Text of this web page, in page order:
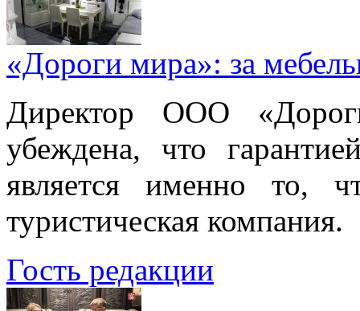
«Дороги мира»: за
Директор ООО
убеждена, что
является именно то,
туристическая компания.
Гость редакции